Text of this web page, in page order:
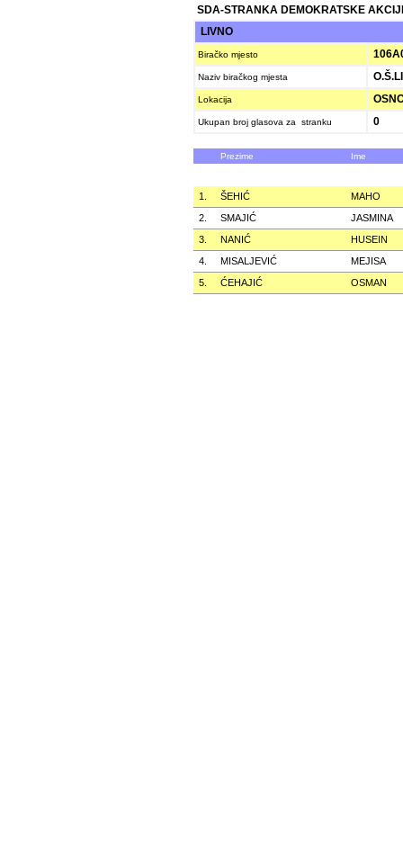
SDA-STRANKA DEMOKRATSKE
LIVNO
Biračko mjesto
Naziv biračkog mjesta
Lokacija
Ukupan broj glasova za stranku 0
Prezime Ime
1. ŠEHIĆ
MAHO
2.
SMAJIĆ
JASMINA
3.
NANIĆ
HUSEIN
4.
MISALJEVIĆ
MEJISA
5.
ĆEHAJIĆ OSMAN